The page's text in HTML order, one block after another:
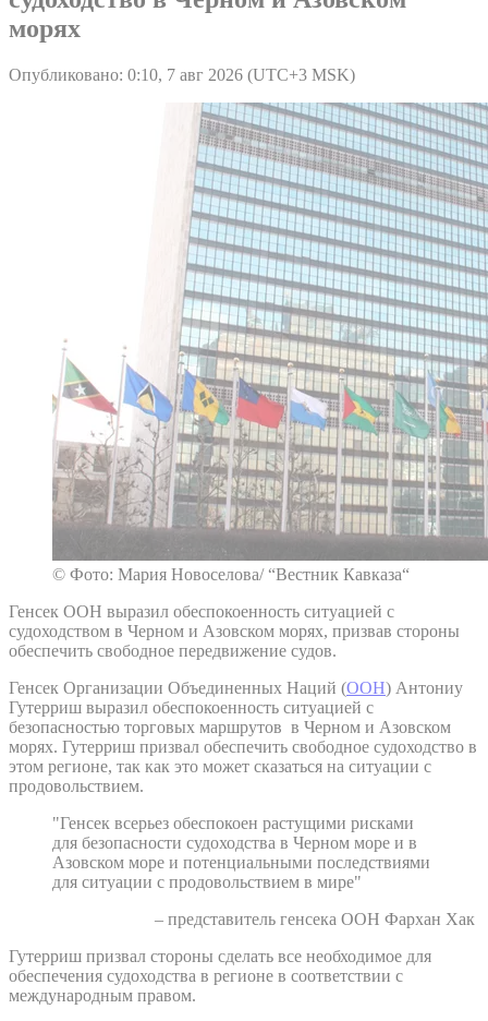
морях
Опубликовано: 0:10, 7 авг 2026 (UTC+3 MSK)
© Фото: Мария Новоселова/ “Вестник Кавказа“
Генсек ООН выразил обеспокоенность ситуацией с
судоходством в Черном и Азовском морях, призвав стороны
обеспечить свободное передвижение судов.
Генсек Организации Объединенных Наций (ООН) Антониу
Гутерриш выразил обеспокоенность ситуацией с
безопасностью торговых маршрутов в Черном и Азовском
морях. Гутерриш призвал обеспечить свободное судоходство в
этом регионе, так как это может сказаться на ситуации с
продовольствием.
"Генсек всерьез обеспокоен растущими рисками
для безопасности судоходства в Черном море и в
Азовском море и потенциальными последствиями
для ситуации с продовольствием в мире"
– представитель генсека ООН Фархан Хак
Гутерриш призвал стороны сделать все необходимое для
обеспечения судоходства в регионе в соответствии с
международным правом.